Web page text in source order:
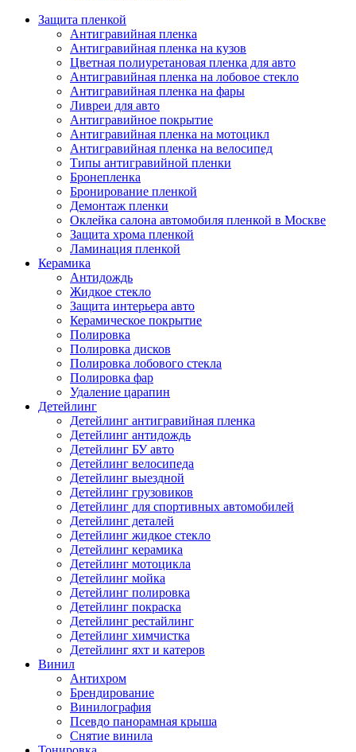
Защита пленкой
Антигравийная пленка
Антигравийная пленка на кузов
Цветная полиуретановая пленка для авто
Антигравийная пленка на лобовое стекло
Антигравийная пленка на фары
Ливреи для авто
Антигравийное покрытие
Антигравийная пленка на мотоцикл
Антигравийная пленка на велосипед
Типы антигравийной пленки
Бронепленка
Бронирование пленкой
Демонтаж пленки
Оклейка салона автомобиля пленкой в Москве
Защита хрома пленкой
Ламинация пленкой
Керамика
Антидождь
Жидкое стекло
Защита интерьера авто
Керамическое покрытие
Полировка
Полировка дисков
Полировка лобового стекла
Полировка фар
Удаление царапин
Детейлинг
Детейлинг антигравийная пленка
Детейлинг антидождь
Детейлинг БУ авто
Детейлинг велосипеда
Детейлинг выездной
Детейлинг грузовиков
Детейлинг для спортивных автомобилей
Детейлинг деталей
Детейлинг жидкое стекло
Детейлинг керамика
Детейлинг мотоцикла
Детейлинг мойка
Детейлинг полировка
Детейлинг покраска
Детейлинг рестайлинг
Детейлинг химчистка
Детейлинг яхт и катеров
Винил
Антихром
Брендирование
Винилография
Псевдо панорамная крыша
Снятие винила